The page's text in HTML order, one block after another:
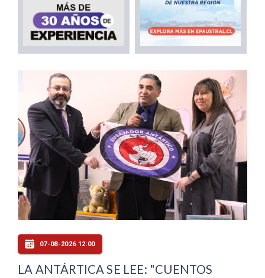
07-08-2026 12:00
LA ANTÁRTICA SE LEE: "CUENTOS